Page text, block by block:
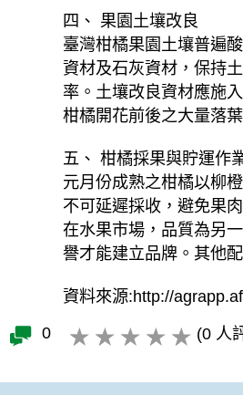
四、 果園土壤改良
臺灣柑橘果園土壤普遍
資材及石灰資材，保持
率。土壤改良資材應施
柑橘開花前後之大量落葉
五、 柑橘採果與貯運作
元月份成熟之柑橘以柳
不可延遲採收，避免果
在水果市場，品質為另
譽才能建立品牌。其他
資料來源:http://
0
(0 人